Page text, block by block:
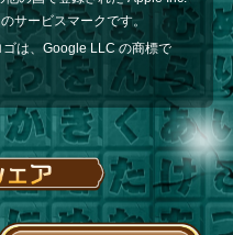
サービスマークです。
は、Google LLC の商標で